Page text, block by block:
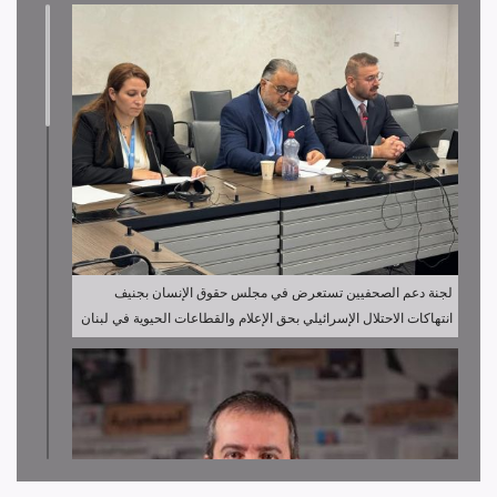
لجنة دعم الصحفيين تستعرض في مجلس حقوق الإنسان بجنيف
انتهاكات الاحتلال الإسرائيلي بحق الإعلام والقطاعات الحيوية في لبنان